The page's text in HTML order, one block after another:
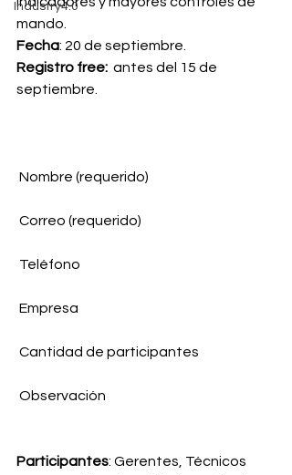
Industry4.0
mando.
Fecha: 20 de septiembre.
Registro free: antes del 15 de
septiembre.
Nombre (requerido)
Correo (requerido)
Teléfono
Empresa
Cantidad de participantes
Observación
Participantes: Gerentes, Técnicos